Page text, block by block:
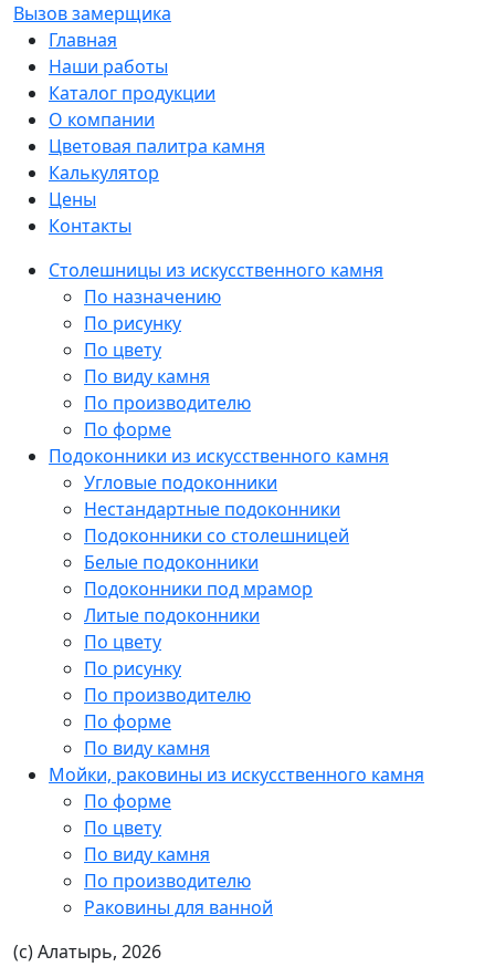
Вызов замерщика
Главная
Наши работы
Каталог продукции
О компании
Цветовая палитра камня
Калькулятор
Цены
Контакты
Столешницы из искусственного камня
По назначению
По рисунку
По цвету
По виду камня
По производителю
По форме
Подоконники из искусственного камня
Угловые подоконники
Нестандартные подоконники
Подоконники со столешницей
Белые подоконники
Подоконники под мрамор
Литые подоконники
По цвету
По рисунку
По производителю
По форме
По виду камня
Мойки, раковины из искусственного камня
По форме
По цвету
По виду камня
По производителю
Раковины для ванной
(с) Алатырь, 2026